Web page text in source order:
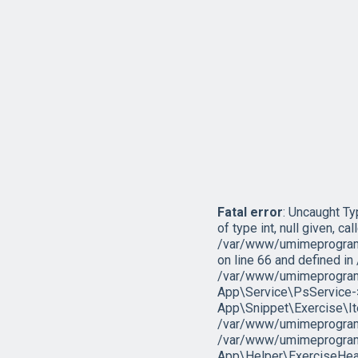
Fatal error: Uncaught
of type int, null given,
/var/www/
on line 66 and defined
/var/www/
App\Service\PsService-
/var/www/
/var/www/